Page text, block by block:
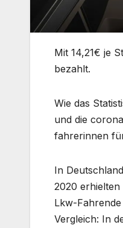
Mit 14,21€ je
bezahlt.
Wie das
und die
fahrerinnen
In
2020 erhielten
Lkw-
Vergleich: In